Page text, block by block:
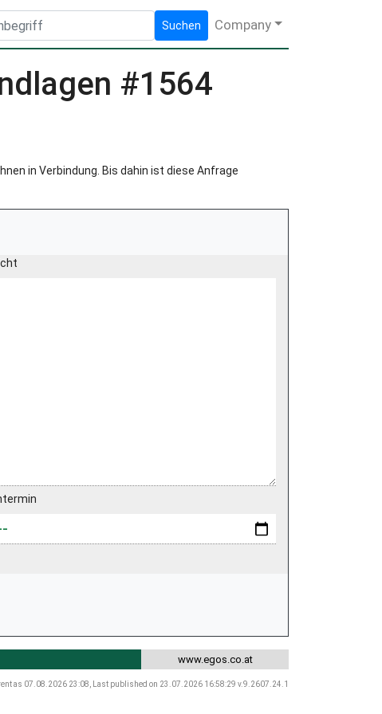
Suchen Company
#1564
in Verbindung. Bis dahin ist diese Anfrage
www.egos.co.at
as 07.08.2026 23:08, Last published on 23.07.2026 16:58:29 v.9.2607.24.1